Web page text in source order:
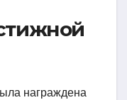
награждена